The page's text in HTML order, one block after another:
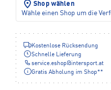
Shop wählen
Wähle einen Shop um die
Kostenlose Rücksendung
Schnelle Lieferung
service.eshop@intersport.at
Gratis Abholung im Shop**